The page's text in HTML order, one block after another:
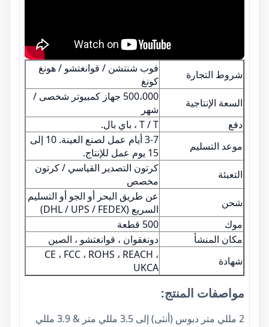
شروط التجارة
فوب شنتشن / قوانغتشو / هونغ
كونغ
السعة الإنتاجية
500،000 جهاز كمبيوتر شخصى /
شهر
دفع
T / T ، باي بال.
موعد التسليم
3-7 أيام عمل لصنع العينة. 10 إلى
15 يوم عمل للإنتاج.
التعبئة
كرتون التصدير القياسي / كرتون
مخصص
شحن
عن طريق البحر أو الجو أو التسليم
السريع (DHL / UPS / FEDEX)
موك
500 قطعة
مكان المنشأ
دونغقوان ، قوانغتشو ، الصين
شهادة
CE ، FCC ، ROHS ، REACH ،
UKCA
مواصفات المنتج:
2 مللي متر دبوس (أنثى) إلى 3.5 مللي متر & 3.9 مللي